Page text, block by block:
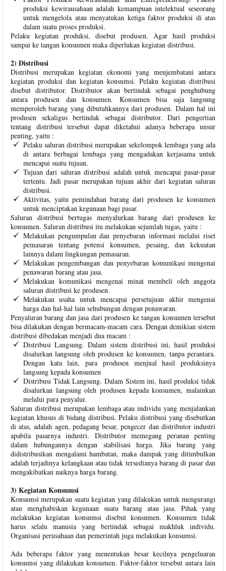
produksi kewirausahaan adalah kemampuan intelektual seseorang
untuk mengelola atau menyatukan ketiga faktor produksi di atas
dalam suatu proses produksi.
Pelaku kegiatan produksi, disebut produsen. Agar hasil produksi
sampai ke tangan konsumen maka diperlukan kegiatan distribusi.
2) Distribusi
Distribusi merupakan kegiatan ekonomi yang menjembatani antara
kegiatan produksi dan kegiatan konsumsi. Pelaku kegiatan distribusi
disebut distributor. Distributor akan bertindak sebagai penghubung
antara produsen dan konsumen. Konsumen bisa saja langsung
memperoleh barang yang dibutuhkannya dari produsen. Dalam hal ini
produsen sekaligus bertindak sebagai distributor. Dari pengertian
tentang distribusi tersebut dapat diketahui adanya beberapa unsur
penting, yaitu :
Pelaku saluran distribusi merupakan sekelompok lembaga yang ada
di antara berbagai lembaga yang mengadakan kerjasama untuk
mencapai suatu tujuan.
Tujuan dari saluran distribusi adalah untuk mencapai pasar-pasar
tertentu. Jadi pasar merupakan tujuan akhir dari kegiatan saluran
distribusi.
Aktivitas, yaitu pemindahan barang dari produsen ke konsumen
untuk menciptakan kegunaan bagi pasar.
Saluran distribusi bertugas menyalurkan barang dari produsen ke
konsumen. Saluran distribusi itu melakukan sejumlah tugas, yaitu :
Melakukan pengumpulan dan penyebaran informasi melalui riset
pemasaran tentang potensi konsumen, pesaing, dan kekuatan
lainnya dalam lingkungan pemasaran.
Melakukan pengembangan dan penyebaran komunikasi mengenai
penawaran barang atau jasa.
Melakukan komunikasi mengenai minat membeli oleh anggota
saluran distribusi ke produsen.
Melakukan usaha untuk mencapai persetujuan akhir mengenai
harga dan hal-hal lain sehubungan dengan penawaran.
Penyaluran barang dan jasa dari produsen ke tangan konsumen tersebut
bisa dilakukan dengan bermacam-macam cara. Dengan demikian sistem
distribusi dibedakan menjadi dua macam :
Distribusi Langsung. Dalam sistem distribusi ini, hasil produksi
disalurkan langsung oleh produsen ke konsumen, tanpa perantara.
Dengan kata lain, para produsen menjual hasil produksinya
langsung kepada konsumen
Distribusi Tidak Langsung. Dalam Sistem ini, hasil produksi tidak
disalurkan langsung oleh produsen kepada konsumen, malainkan
melalui para penyalur.
Saluran distribusi merupakan lembaga atau individu yang menjalankan
kegiatan khusus di bidang distribusi. Pelaku distribusi yang disebutkan
di atas, adalah agen, pedagang besar, pengecer dan distributor industri
apabila pasarnya industri. Distributor memegang peranan penting
dalam hubungannya dengan stabilisasi harga. Jika barang yang
didistribusikan mengalami hambatan, maka dampak yang ditimbulkan
adalah terjadinya kelangkaan atau tidak tersedianya barang di pasar dan
mengakibatkan naiknya harga barang.
3) Kegiatan Konsumsi
Konsumsi merupakan suatu kegiatan yang dilakukan untuk mengurangi
atau menghabiskan kegunaan suatu barang atau jasa. Pihak yang
melakukan kegiatan konsumsi disebut konsumen. Konsumen tidak
harus selalu manusia yang bertindak sebagai makhluk individu.
Organisasi perusahaan dan pemerintah juga melakukan konsumsi.
Ada beberapa faktor yang menentukan besar kecilnya pengeluaran
konsumsi yang dilakukan konsumen. Faktor-faktor tersebut antara lain